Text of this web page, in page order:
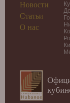
Новости
Статьи
О нас